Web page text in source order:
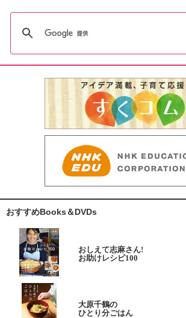
おすすめBooks＆DVDs
おしえて志麻さん!
お助けレシピ100
大原千鶴の
ひとり分ごはん